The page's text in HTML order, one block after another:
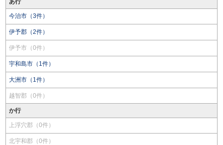
あ行
今治市（3件）
伊予郡（2件）
伊予市（0件）
宇和島市（1件）
大洲市（1件）
越智郡（0件）
か行
上浮穴郡（0件）
北宇和郡（0件）